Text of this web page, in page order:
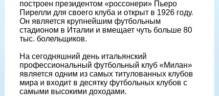
построен президентом «россонери» Пьеро
Пирелли для своего клуба и открыт в 1926 году.
Он является крупнейшим футбольным
стадионом в Италии и вмещает чуть больше 80
тыс. болельщиков.
На сегодняшний день итальянский
профессиональный футбольный клуб «Милан»
является одним из самых титулованных клубов
мира и входит в десятку футбольных клубов с
самыми высокими доходами.